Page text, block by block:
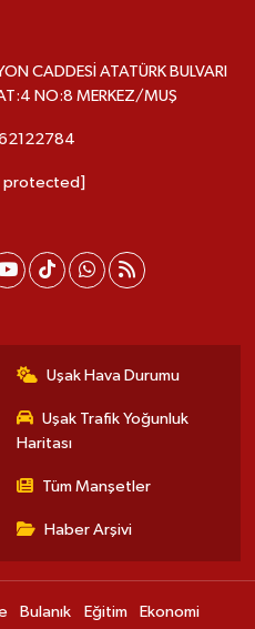
CADDESİ ATATÜRK BULVARI
NO:8 MERKEZ/MUŞ
protected]
Uşak Hava Durumu
Uşak Trafik Yoğunluk
Haritası
Tüm Manşetler
Haber Arşivi
Bulanık Eğitim
Ekonomi